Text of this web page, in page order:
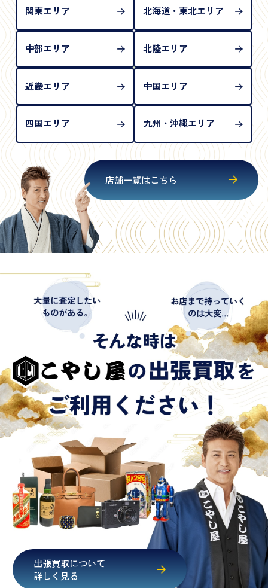
関東エリア 北海道・東北エリア
中部エリア 北陸エリア
近畿エリア 中国エリア
四国エリア 九州・沖縄エリア
店舗一覧はこちら
出張買取について
詳しく見る